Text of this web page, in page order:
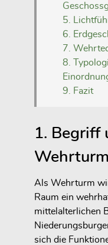
5.
6.
7.
8.
9. Fazit
1. Begriff
Als Wehrturm
Raum ein
mittelalterlichen
sich die